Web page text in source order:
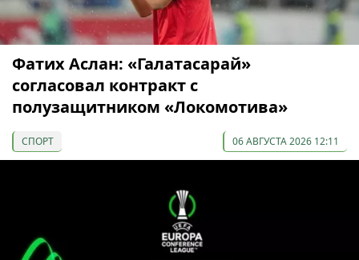
Фатих Аслан: «Галатасарай»
согласовал контракт с
полузащитником «Локомотива»
СПОРТ 06 АВГУСТА 2026 12:11